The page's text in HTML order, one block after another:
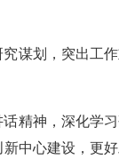
谋划，突出工
精神，深化学
中心建设，更